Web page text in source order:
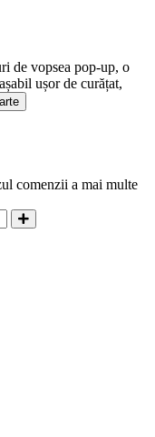
de vopsea pop-up, o
ușor de curățat,
comenzii a mai multe